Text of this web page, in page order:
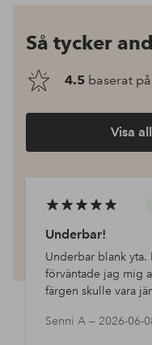
Så tycker
4.5 baserat på
Visa
Underbar!
Underbar blank yta.
förväntade jag mig
färgen skulle vara
'målad, där man kan
Senni A — 2026-06-